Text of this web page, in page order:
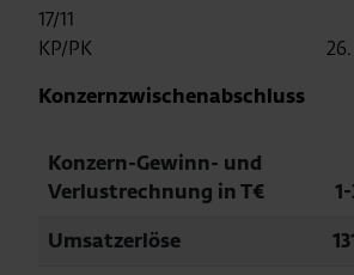
17/11
KP/PK 26.
Konzernzwischenabschluss
Konzern-Gewinn- und
Verlustrechnung in T€
Umsatzerlöse